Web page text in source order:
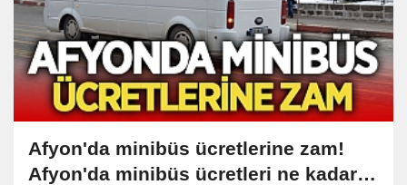
Afyon'da minibüs ücretlerine zam!
Afyon'da minibüs ücretleri ne kadar